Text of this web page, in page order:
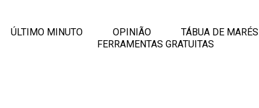
ÚLTIMO MINUTO OPINIÃO
TÁBUA DE
FERRAMENTAS GRATUITAS